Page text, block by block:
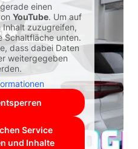
einen
YouTube. Um auf
zuzugreifen,
Schaltfläche unten.
dass dabei Daten
weitergegeben
Service
und Inhalte